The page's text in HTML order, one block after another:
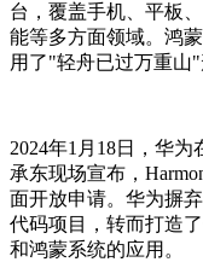
台，覆盖手机、平板
能等多方面领域。鸿
用了"轻舟已过万重山
2024年1月18日，华
承东现场宣布，
面开放申请。华为摒
代码项目，转而打造
和鸿蒙系统的应用。